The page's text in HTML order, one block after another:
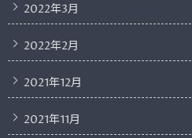
2022年3月
2022年2月
2021年12月
2021年11月